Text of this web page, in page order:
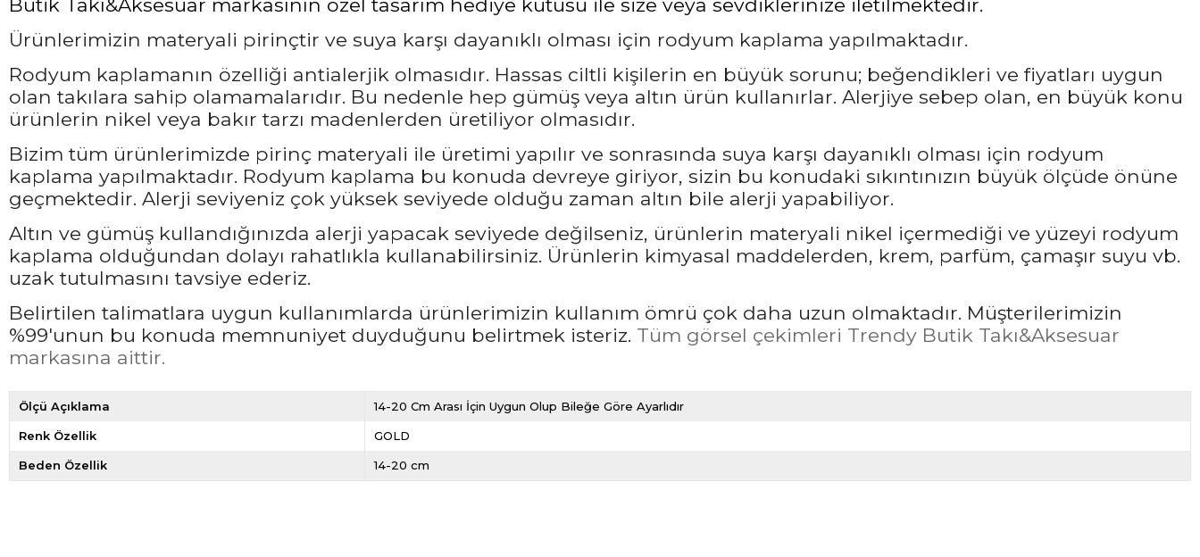
Ürünlerimizin materyali pirinçtir ve suya karşı dayanıklı olması için rodyum kaplama yapılmaktadır.
Rodyum kaplamanın özelliği antialerjik olmasıdır. Hassas ciltli kişilerin en büyük sorunu; beğendikleri ve fiyatları uygun
olan takılara sahip olamamalarıdır. Bu nedenle hep gümüş veya altın ürün kullanırlar. Alerjiye sebep olan, en büyük konu
ürünlerin nikel veya bakır tarzı madenlerden üretiliyor olmasıdır.
Bizim tüm ürünlerimizde pirinç materyali ile üretimi yapılır ve sonrasında suya karşı dayanıklı olması için rodyum
kaplama yapılmaktadır. Rodyum kaplama bu konuda devreye giriyor, sizin bu konudaki sıkıntınızın büyük ölçüde önüne
geçmektedir. Alerji seviyeniz çok yüksek seviyede olduğu zaman altın bile alerji yapabiliyor.
Altın ve gümüş kullandığınızda alerji yapacak seviyede değilseniz, ürünlerin materyali nikel içermediği ve yüzeyi rodyum
kaplama olduğundan dolayı rahatlıkla kullanabilirsiniz. Ürünlerin kimyasal maddelerden, krem, parfüm, çamaşır suyu vb.
uzak tutulmasını tavsiye ederiz.
Belirtilen talimatlara uygun kullanımlarda ürünlerimizin kullanım ömrü çok daha uzun olmaktadır. Müşterilerimizin
%99'unun bu konuda memnuniyet duyduğunu belirtmek isteriz. Tüm görsel çekimleri Trendy Butik Takı&Aksesuar
markasına aittir.
Ölçü Açıklama 14-20 Cm Arası İçin Uygun Olup Bileğe Göre Ayarlıdır
Renk Özellik GOLD
Beden Özellik 14-20 cm